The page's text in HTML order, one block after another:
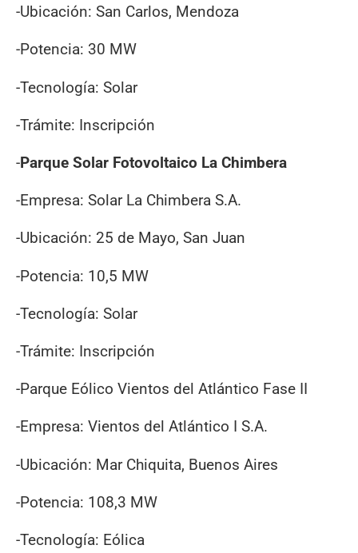
-Ubicación: San Carlos, Mendoza
-Potencia: 30 MW
-Tecnología: Solar
-Trámite: Inscripción
-Parque Solar Fotovoltaico La Chimbera
-Empresa: Solar La Chimbera S.A.
-Ubicación: 25 de Mayo, San Juan
-Potencia: 10,5 MW
-Tecnología: Solar
-Trámite: Inscripción
-Parque Eólico Vientos del Atlántico Fase II
-Empresa: Vientos del Atlántico I S.A.
-Ubicación: Mar Chiquita, Buenos Aires
-Potencia: 108,3 MW
-Tecnología: Eólica